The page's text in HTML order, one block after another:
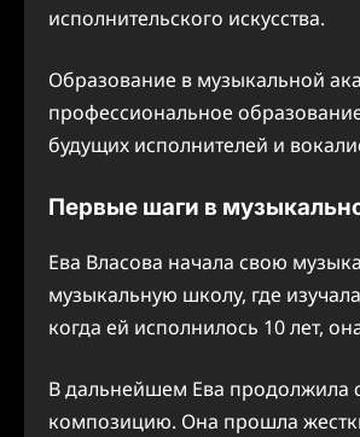
исполнительского искусства.
Образование в музыкальной
профессиональное
будущих исполнителей и
Первые шаги в
Ева Власова начала свою
музыкальную школу, где
когда ей исполнилось 10 лет,
В дальнейшем Ева продолжила
композицию. Она прошла